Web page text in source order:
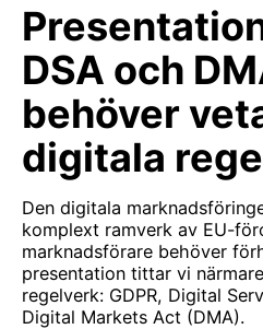
DSA och
behöver
digitala
Den digitala
komplext ramverk av EU-
marknadsförare behöver
presentation tittar vi
regelverk: GDPR, Digital
Digital Markets Act (DMA).